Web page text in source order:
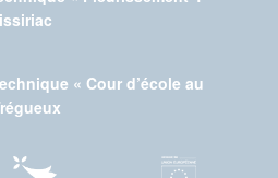
« Cour d’école au